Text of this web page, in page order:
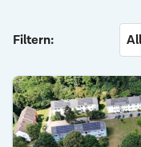
Filtern: